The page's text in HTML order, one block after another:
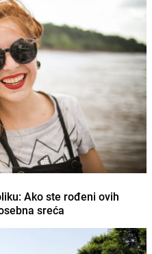
Ako ste rođeni ovih
sreća